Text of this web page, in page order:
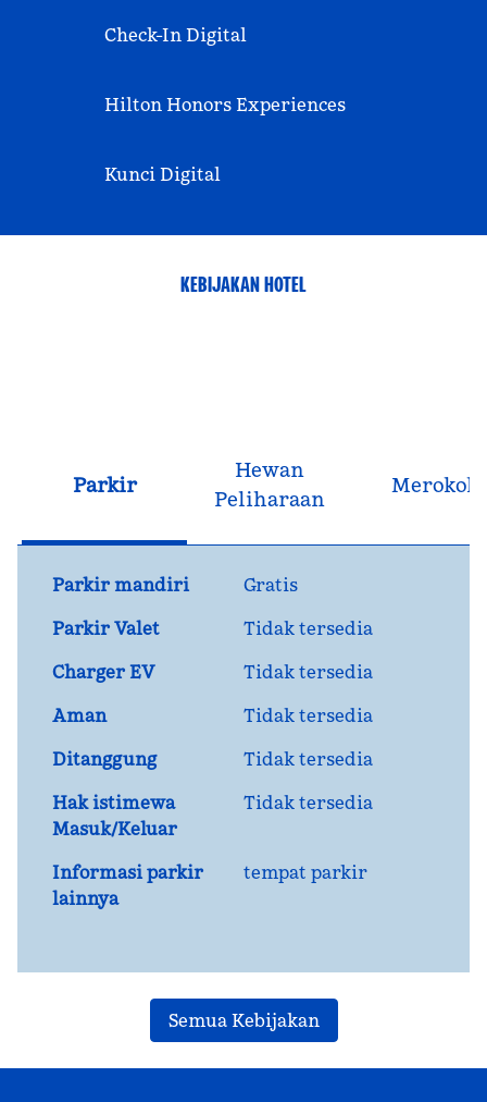
Check-In Digital
Hilton Honors Experiences
Kunci Digital
KEBIJAKAN HOTEL
Parkir
Hewan
Peliharaan
Merokok
Parkir mandiri
Gratis
Parkir Valet
Tidak tersedia
Charger EV
Tidak tersedia
Aman
Tidak tersedia
Ditanggung
Tidak tersedia
Hak istimewa
Masuk/Keluar
Tidak tersedia
Informasi parkir
lainnya
tempat parkir
Semua Kebijakan